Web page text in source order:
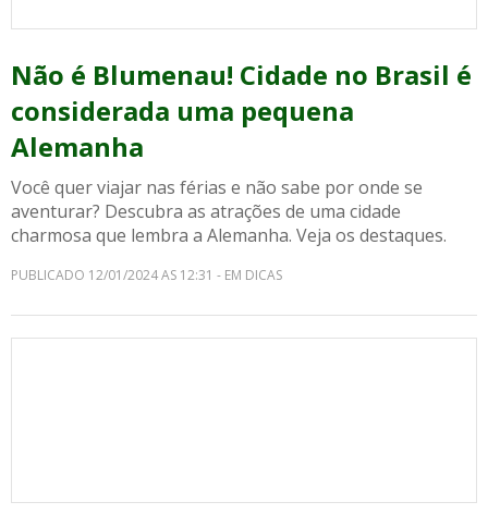
Não é Blumenau! Cidade no Brasil é
considerada uma pequena
Alemanha
Você quer viajar nas férias e não sabe por onde se
aventurar? Descubra as atrações de uma cidade
charmosa que lembra a Alemanha. Veja os destaques.
PUBLICADO 12/01/2024 AS 12:31 - EM DICAS